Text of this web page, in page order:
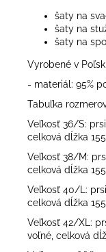
šaty na
šaty na
šaty na
Vyrobené v
- materiál: 95%
Tabuľka
Veľkosť 36/S:
celková dĺžka
Veľkosť 38/M:
celková dĺžka
Veľkosť 40/L:
celková dĺžka
Veľkosť 42/XL:
voľné, celková